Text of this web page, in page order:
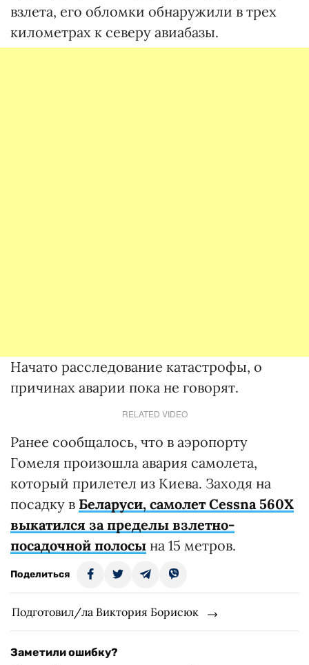
взлета, его обломки обнаружили в трех
километрах к северу авиабазы.
Начато расследование катастрофы, о
причинах аварии пока не говорят.
RELATED VIDEO
Ранее сообщалось, что в аэропорту
Гомеля произошла авария самолета,
который прилетел из Киева. Заходя на
посадку в Беларуси, самолет Cessna 560X
выкатился за пределы взлетно-
посадочной полосы на 15 метров.
Поделиться
Подготовил/ла Виктория Борисюк
Заметили ошибку?